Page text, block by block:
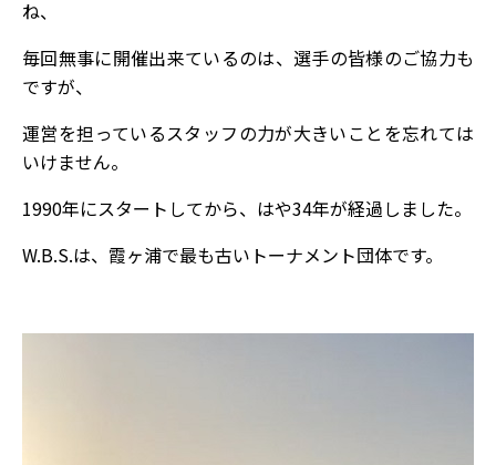
ね、
毎回無事に開催出来ているのは、選手の皆様のご協力も
ですが、
運営を担っているスタッフの力が大きいことを忘れては
いけません。
1990年にスタートしてから、はや34年が経過しました。
W.B.S.は、霞ヶ浦で最も古いトーナメント団体です。